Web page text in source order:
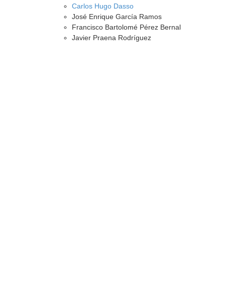
Carlos Hugo Dasso
José Enrique García Ramos
Francisco Bartolomé Pérez Bernal
Javier Praena Rodríguez